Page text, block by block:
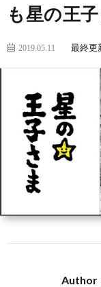
も星の王
2019.05.11 最終更
Author